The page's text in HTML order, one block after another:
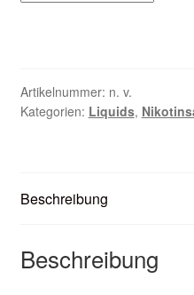
Artikelnummer: n. v.
Kategorien: Liquids,
Beschreibung
Beschreibung